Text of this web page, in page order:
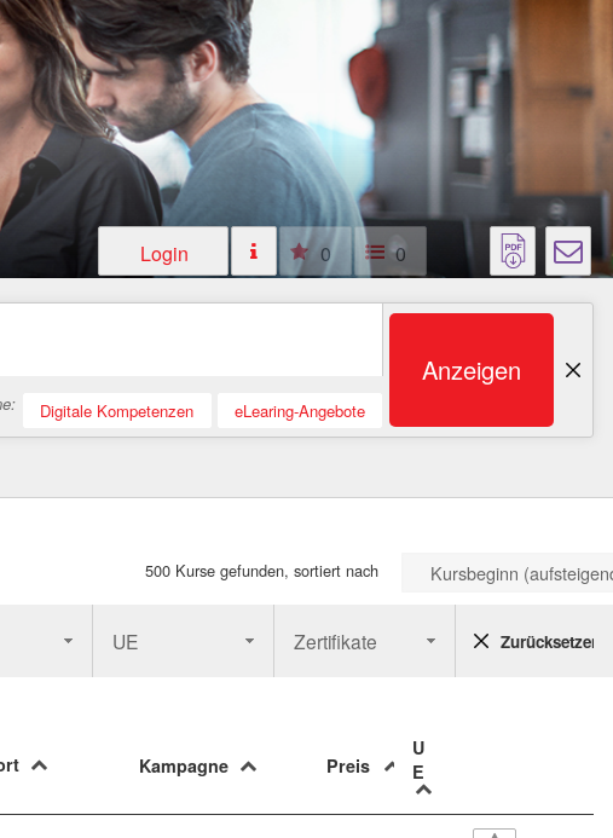
Login 0 0
Digitale Kompetenzen eLearing-Angebote
Anzeigen
500 Kurse gefunden, sortiert nach
Kursbeginn
UE Zertifikate Zurücksetzen
Kampagne Preis
U
E